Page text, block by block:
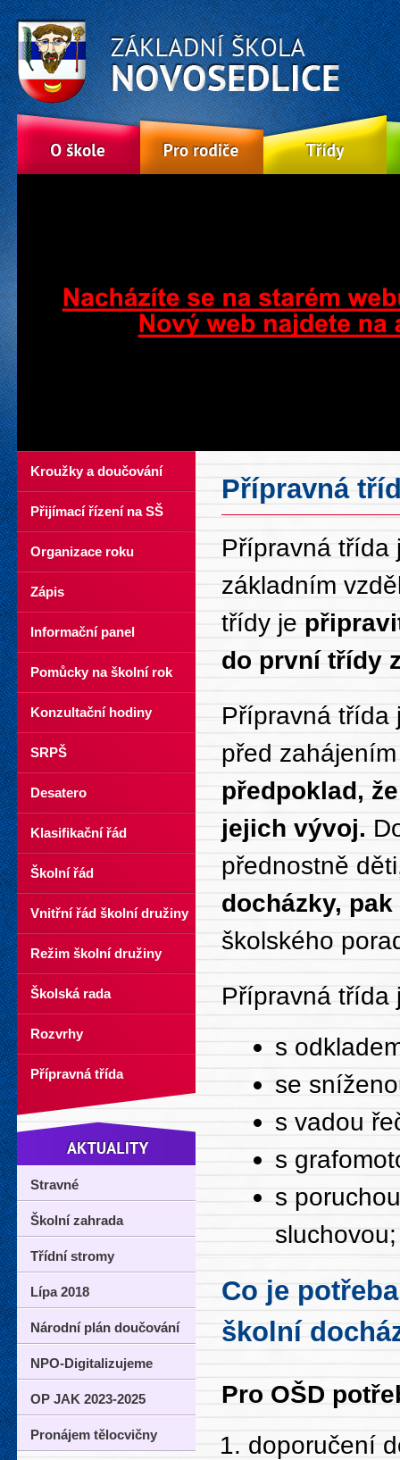
Kroužky a doučování
Přijímací řízení na SŠ
Organizace roku
Zápis
Informační panel
Pomůcky na školní rok
Konzultační hodiny
SRPŠ
Desatero
Klasifikační řád
Školní řád
Vnitřní řád školní družiny
Režim školní družiny
Školská rada
Rozvrhy
Přípravná třída
Stravné
Školní zahrada
Třídní stromy
Lípa 2018
Národní plán doučování
NPO-Digitalizujeme
OP JAK 2023-2025
Pronájem tělocvičny
Přípravná
Přípravná třída
základním
třídy je
do první třídy
Přípravná třída
před
předpoklad,
jejich vývoj.
přednostně
docházky,
školského
Přípravná třída
s
se
s vadou
s
s
sluchovou;
Co je
školní
Pro OŠD
doporučení